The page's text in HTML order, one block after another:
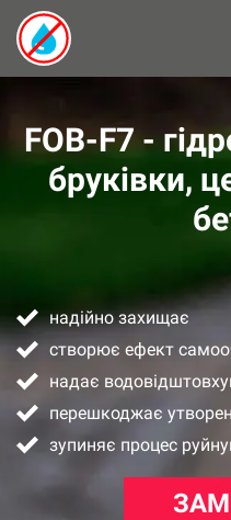
FOB-F7 -
бруківки,
надійно захищає
створює ефект
надає
перешкоджає
зупиняє процес